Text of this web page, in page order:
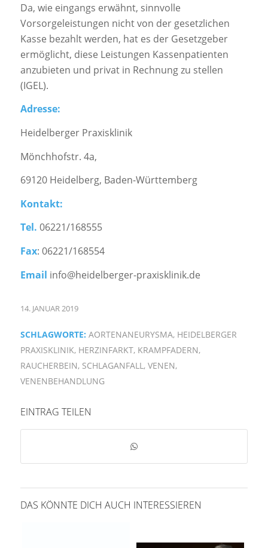
Da, wie eingangs erwähnt, sinnvolle
Vorsorgeleistungen nicht von der gesetzlichen
Kasse bezahlt werden, hat es der Gesetzgeber
ermöglicht, diese Leistungen Kassenpatienten
anzubieten und privat in Rechnung zu stellen
(IGEL).
Adresse:
Heidelberger Praxisklinik
Mönchhofstr. 4a,
69120 Heidelberg, Baden-Württemberg
Kontakt:
Tel. 06221/168555
Fax: 06221/168554
Email info@heidelberger-praxisklinik.de
14. JANUAR 2019
SCHLAGWORTE: AORTENANEURYSMA, HEIDELBERGER
PRAXISKLINIK, HERZINFARKT, KRAMPFADERN,
RAUCHERBEIN, SCHLAGANFALL, VENEN,
VENENBEHANDLUNG
EINTRAG TEILEN
DAS KÖNNTE DICH AUCH INTERESSIEREN